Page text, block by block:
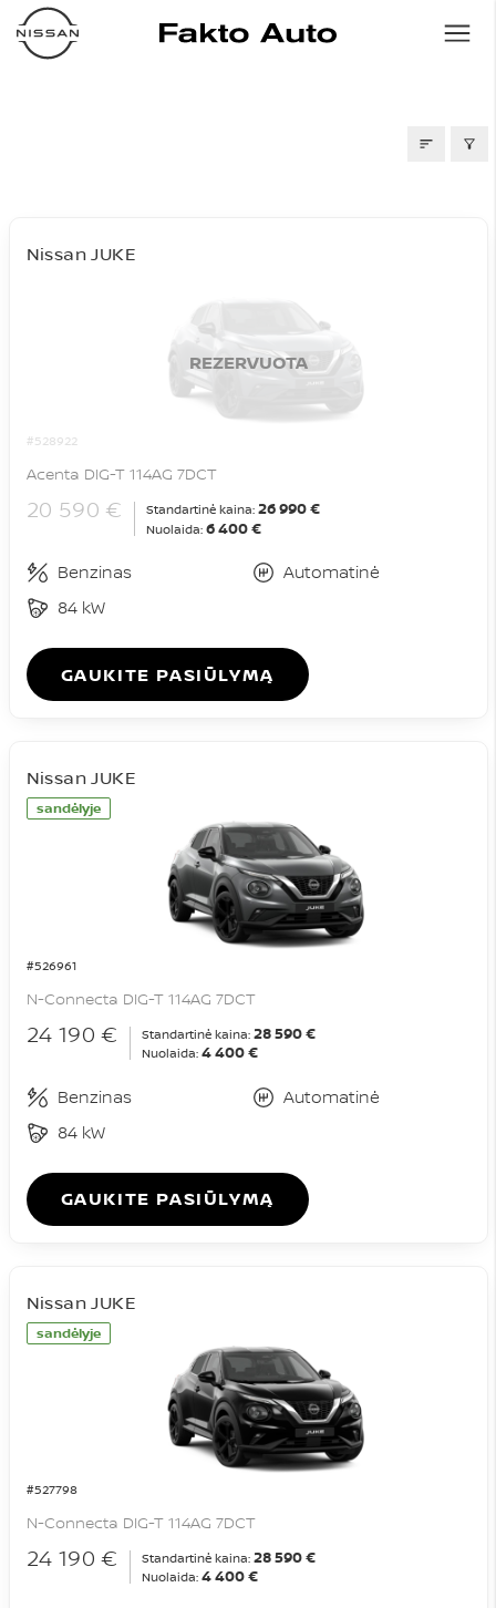
#528922
REZERVUOTA
Nissan JUKE
Acenta DIG-T 114AG 7DCT
20 590 € Standartinė kaina: 26 990 €
Nuolaida: 6 400 €
Benzinas
Automatinė
84 kW
GAUKITE PASIŪLYMĄ
sandėlyje
#526961
Nissan JUKE
N-Connecta DIG-T 114AG 7DCT
24 190 € Standartinė kaina: 28 590 €
Nuolaida: 4 400 €
Benzinas
Automatinė
84 kW
GAUKITE PASIŪLYMĄ
sandėlyje
#527798
Nissan JUKE
N-Connecta DIG-T 114AG 7DCT
24 190 € Standartinė kaina: 28 590 €
Nuolaida: 4 400 €